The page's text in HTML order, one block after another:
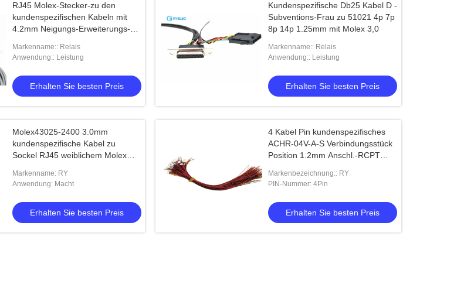
RJ45 Molex-Stecker-zu den
kundenspezifischen Kabeln mit
4.2mm Neigungs-Erweiterungs-
Markenname:: Relais
Anwendung:: Leistung
Erhalten Sie besten Preis
Kundenspezifische Db25 Kabel D -
Subventions-Frau zu 51021 4p 7p
8p 14p 1.25mm mit Molex 3,0
Markenname:: Relais
Anwendung:: Leistung
Erhalten Sie besten Preis
Molex43025-2400 3.0mm
kundenspezifische Kabel zu
Sockel RJ45 weiblichem Molex
Markenname: RY
Anwendung: Macht
Erhalten Sie besten Preis
4 Kabel Pin kundenspezifisches
ACHR-04V-A-S Verbindungsstück
Position 1.2mm Anschl.-RCPT
Markenbezeichnung:: RY
PIN-Nummer: 4Pin
Erhalten Sie besten Preis